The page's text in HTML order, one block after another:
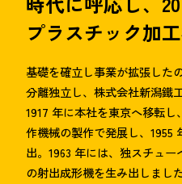
プラスチック加
基礎を確立し事業が拡張した
分離独立し、株式会社新潟鐵
1917 年に本社を東京へ移転
作機械の製作で発展し、1955
出。1963 年には、独スチュ
の射出成形機を生み出しました